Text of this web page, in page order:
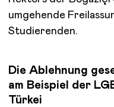
umgehende
Studierenden.
Die Ablehnung
am Beispiel der
Türkei